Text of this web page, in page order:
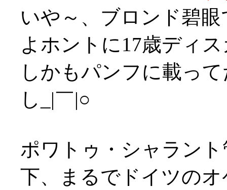
いや～、ブロンド碧
よホントに17歳ディ
しかもパンフに載っ
し_|￣|○
ポワトゥ・シャラン
下、まるでドイツの